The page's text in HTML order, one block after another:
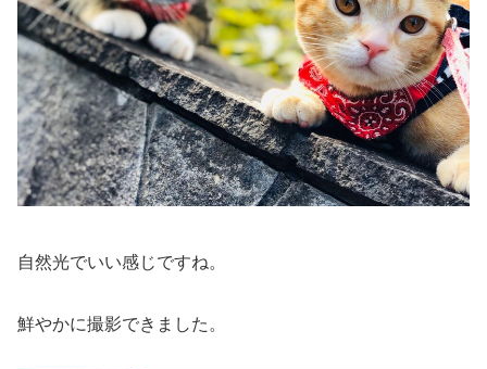
自然光でいい感じですね。
鮮やかに撮影できました。